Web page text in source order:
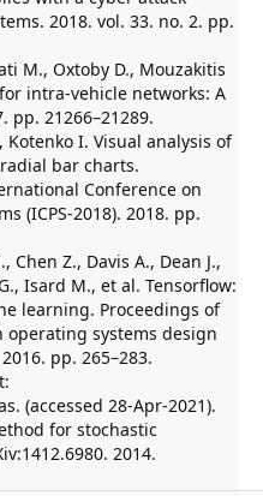
2018. vol. 33. no. 2. pp.
M., Oxtoby D., Mouzakitis
intra-vehicle networks: A
pp. 21266–21289.
Kotenko I. Visual analysis of
bar charts.
Conference on
(ICPS-2018). 2018. pp.
Chen Z., Davis A., Dean J.,
Isard M., et al. Tensorflow:
learning. Proceedings of
operating systems design
pp. 265–283.
(accessed 28-Apr-2021).
for stochastic
2014.